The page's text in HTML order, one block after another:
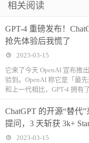
相关阅读
GPT-4 重磅发布！
抢先体验后我慌了
2023-03-15
它来了今天 OpenAI 宣布推
验到。OpenAI 称它是「最
和上一代相比，GPT-4 拥有
ChatGPT 的开源“替代
提问，3 天斩获 3k+
2023-03-15